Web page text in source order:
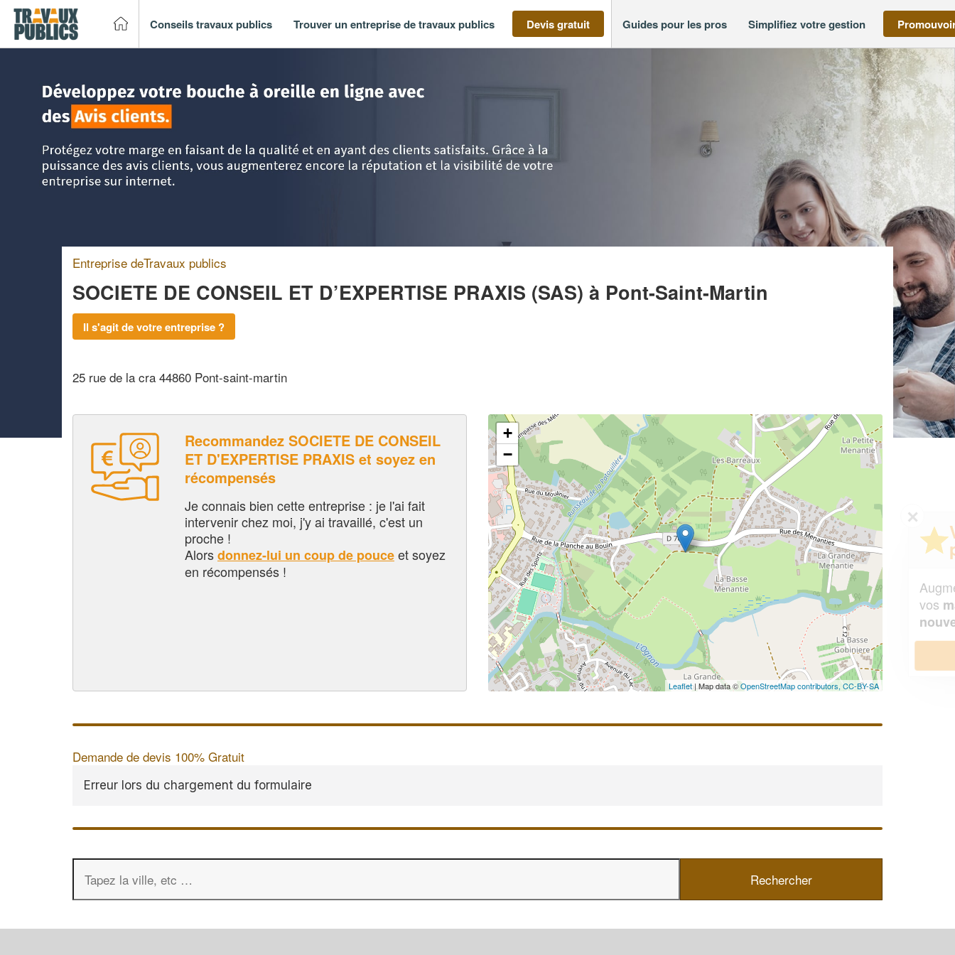
Conseils travaux publics Trouver un entreprise de travaux publics Devis gratuit Guides pour les pros Simplifiez votre gestion
Entreprise deTravaux publics
SOCIETE DE CONSEIL ET D’EXPERTISE PRAXIS (SAS) à Pont-Saint-Martin
Il s'agit de votre entreprise ?
25 rue de la cra 44860 Pont-saint-martin
Recommandez SOCIETE DE CONSEIL
ET D'EXPERTISE PRAXIS et soyez en
récompensés
Je connais bien cette entreprise : je l'ai fait
intervenir chez moi, j'y ai travaillé, c'est un
proche !
Alorsdonnez-lui un coup de pouceet soyez
en récompensés !
+
−
Leaflet| Map data ©OpenStreetMap contributors, CC-BY-SA
Demande de devis 100% Gratuit
Erreur lors du chargement du formulaire
✕
Vous êtes un
professionnel ?
Augmentez votre chiffre d'affaireset
vosmargestout en gagnant de
nouveaux clients !
En savoir plus